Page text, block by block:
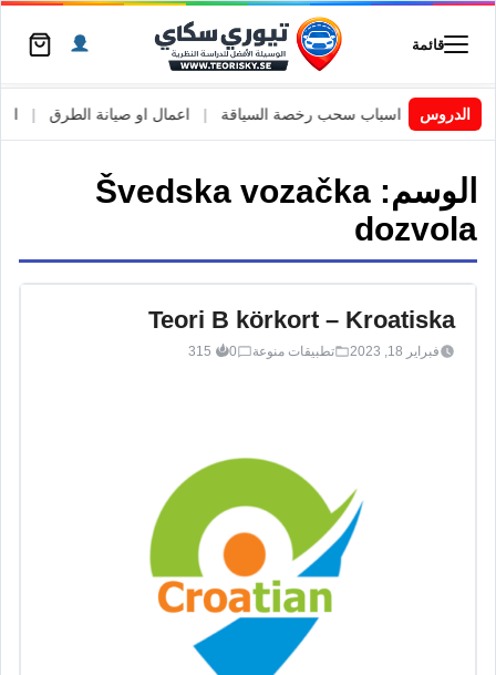
قائمة
الدروس
| اسباب سحب رخصة السياقة | اعمال او صيانة الطرق |
الوسم: Švedska vozačka
dozvola
Teori B körkort – Kroatiska
فبراير 18, 2023 تطبيقات منوعة 0
315